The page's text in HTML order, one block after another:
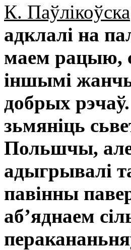
К. Паўлікоўска
адклалі на
маем рацыю,
іншымі
добрых
зьмяніць
Польшчы,
адыгрывалі
павінны
аб’яднаем